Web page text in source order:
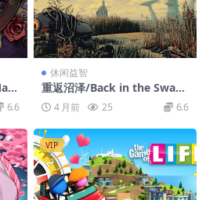
6.6
休闲益智
重返沼泽/Back in the Swam
p 4 月前 25 6.6
VIP